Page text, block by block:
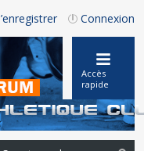
Connexion
Accès
rapide